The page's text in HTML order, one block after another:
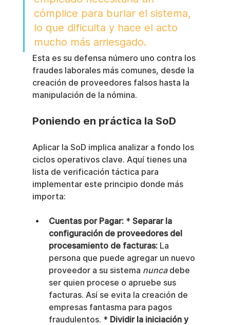
cómplice para burlar el sistema,
lo que dificulta y hace el acto
mucho más arriesgado.
Esta es su defensa número uno contra los
fraudes laborales más comunes, desde la
creación de proveedores falsos hasta la
manipulación de la nómina.
Poniendo en práctica la SoD
Aplicar la SoD implica analizar a fondo los
ciclos operativos clave. Aquí tienes una
lista de verificación táctica para
implementar este principio donde más
importa:
Cuentas por Pagar: * Separar la
configuración de proveedores del
procesamiento de facturas: La
persona que puede agregar un nuevo
proveedor a su sistema nunca debe
ser quien procese o apruebe sus
facturas. Así se evita la creación de
empresas fantasma para pagos
fraudulentos. * Dividir la iniciación y